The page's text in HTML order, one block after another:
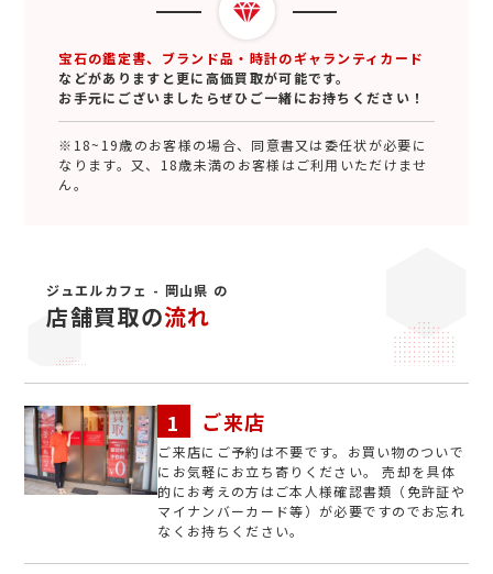
宝石の鑑定書、ブランド品・時計のギャランティカード
などがありますと更に高価買取が可能です。
お手元にございましたらぜひご一緒にお持ちください！
※18~19歳のお客様の場合、同意書又は委任状が必要に
なります。又、18歳未満のお客様はご利用いただけませ
ん。
ジュエルカフェ - 岡山県 の
店舗買取の流れ
ご来店
ご来店にご予約は不要です。お買い物のついで
にお気軽にお立ち寄りください。 売却を具体
的にお考えの方はご本人様確認書類（免許証や
マイナンバーカード等）が必要ですのでお忘れ
なくお持ちください。